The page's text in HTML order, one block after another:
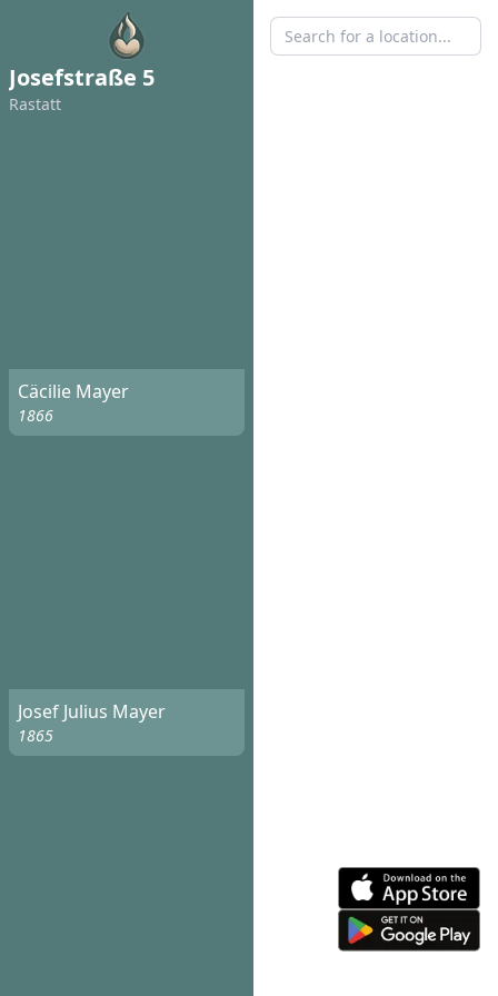
Josefstraße 5
Rastatt
Cäcilie Mayer
1866
Josef Julius Mayer
1865